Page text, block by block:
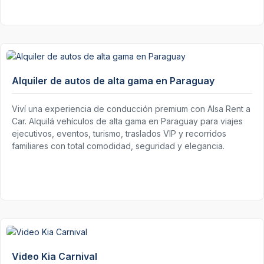
Alquiler de autos de alta gama en Paraguay
Viví una experiencia de conducción premium con Alsa Rent a
Car. Alquilá vehículos de alta gama en Paraguay para viajes
ejecutivos, eventos, turismo, traslados VIP y recorridos
familiares con total comodidad, seguridad y elegancia.
Video Kia Carnival